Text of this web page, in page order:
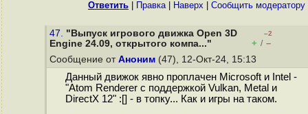
Ответить Правка| Наверх Cообщить модератору
47. "Выпуск игрового движка Open 3D
Engine 24.09, открытого компа..."
–2
+ / –
Сообщение от Аноним (47), 12-Окт-24, 15:13
Данный движок явно проплачен Microsoft и Intel -
"Atom Renderer с поддержкой Vulkan, Metal и
DirectX 12" :[] - в топку... Как и игры на таком.